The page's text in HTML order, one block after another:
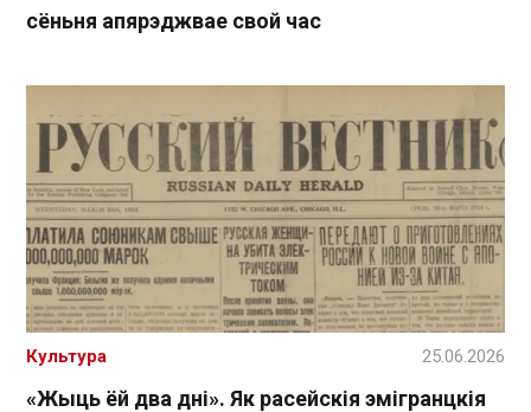
сёньня апярэджвае свой час
«Жыць ёй два дні». Як расейскія эмігранцкія
Культура 25.06.2026